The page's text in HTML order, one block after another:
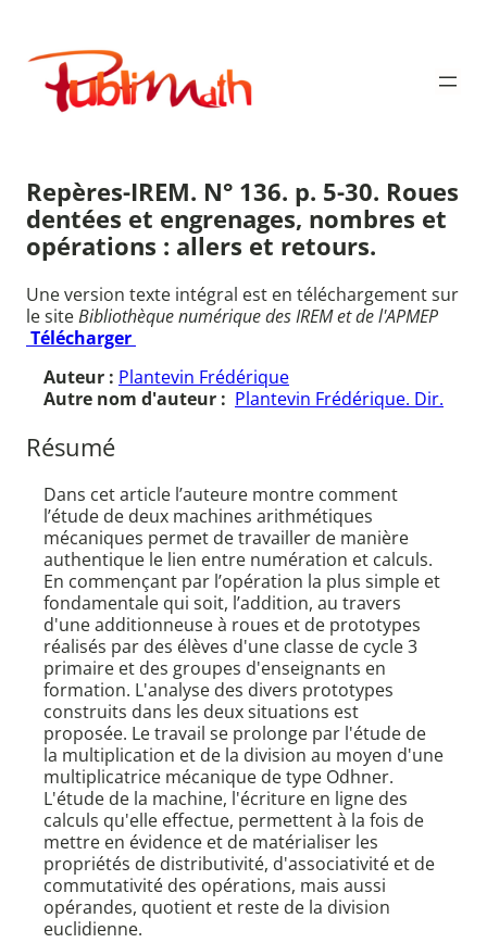
contenu
Publimath
Repères-IREM. N° 136. p. 5-30. Roues
dentées et engrenages, nombres et
opérations : allers et retours.
Une version texte intégral est en téléchargement sur
le siteBibliothèque numérique des IREM et de l'APMEP
Télécharger
Auteur : Plantevin Frédérique
Autre nom d'auteur : Plantevin Frédérique. Dir.
Résumé
Dans cet article l’auteure montre comment
l’étude de deux machines arithmétiques
mécaniques permet de travailler de manière
authentique le lien entre numération et calculs.
En commençant par l’opération la plus simple et
fondamentale qui soit, l’addition, au travers
d'une additionneuse à roues et de prototypes
réalisés par des élèves d'une classe de cycle 3
primaire et des groupes d'enseignants en
formation. L'analyse des divers prototypes
construits dans les deux situations est
proposée. Le travail se prolonge par l'étude de
la multiplication et de la division au moyen d'une
multiplicatrice mécanique de type Odhner.
L'étude de la machine, l'écriture en ligne des
calculs qu'elle effectue, permettent à la fois de
mettre en évidence et de matérialiser les
propriétés de distributivité, d'associativité et de
commutativité des opérations, mais aussi
opérandes, quotient et reste de la division
euclidienne.